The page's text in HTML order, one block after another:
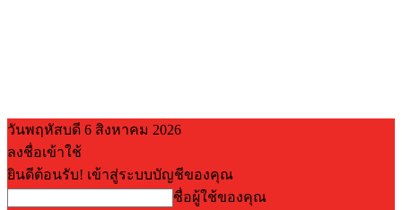
วันพฤหัสบดี 6 สิงหาคม 2026
ลงชื่อเข้าใช้
ยินดีต้อนรับ! เข้าสู่ระบบบัญชีของคุณ
ชื่อผู้ใช้ของคุณ